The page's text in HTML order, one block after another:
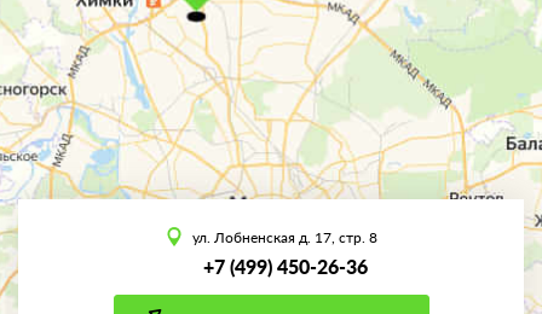
ул. Лобненская д. 17, стр. 8
+7 (499) 450-26-36